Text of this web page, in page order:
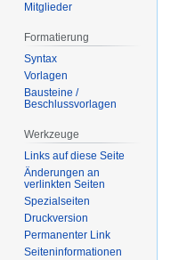
Mitglieder
Formatierung
Syntax
Vorlagen
Bausteine /
Beschlussvorlagen
Werkzeuge
Links auf diese Seite
Änderungen an
verlinkten Seiten
Spezialseiten
Druckversion
Permanenter Link
Seiten­­informationen